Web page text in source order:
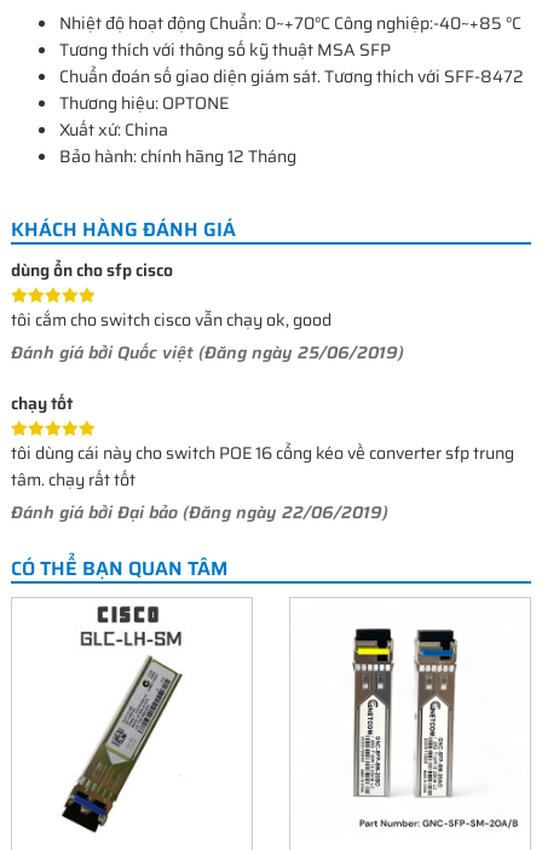
Nhiệt độ hoạt động Chuẩn: 0~+70°C Công nghiệp:-40~+85 °C
Tương thích với thông số kỹ thuật MSA SFP
Chuẩn đoán số giao diện giám sát. Tương thích với SFF-8472
Thương hiệu: OPTONE
Xuất xứ: China
Bảo hành: chính hãng 12 Tháng
KHÁCH HÀNG ĐÁNH GIÁ
dùng ổn cho sfp cisco
tôi cắm cho switch cisco vẫn chạy ok, good
Đánh giá bởiQuốc việt (Đăng ngày 25/06/2019)
chạy tốt
tôi dùng cái này cho switch POE 16 cổng kéo về converter sfp trung
tâm. chạy rất tốt
Đánh giá bởiĐại bảo (Đăng ngày 22/06/2019)
CÓ THỂ BẠN QUAN TÂM